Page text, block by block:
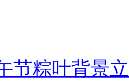
节粽叶背景